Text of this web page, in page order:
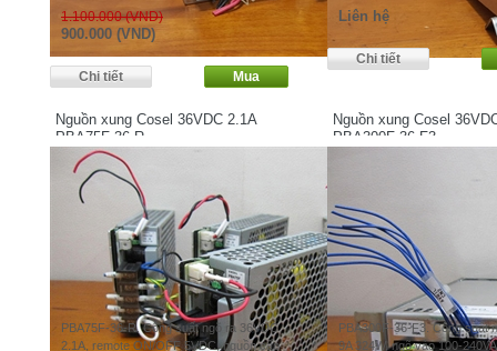
1.100.000 (VND)
900.000 (VND)
Liên hệ
Nguồn xung Cosel 36VDC 2.1A
PBA75F-36-R
PBA75F-36-R. Công suất ngõ ra 36VDC
2.1A, remote ON/OFF 5VDC, nguồn cấp
Nguồn xung Cosel
PBA300F-36-F3
PBA300F-36-F3. Công suất
9A 324W, ngõ vào 100-